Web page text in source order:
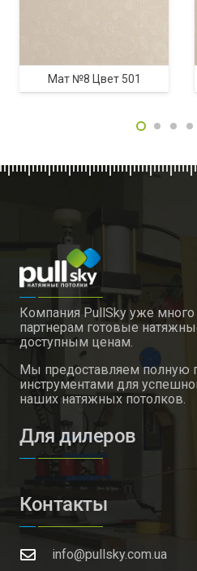
Мат №8 Цвет 501
Компания PullSky уже много
партнерам готовые
доступным ценам.
Мы предоставляем полную
инструментами для
наших натяжных потолков.
Для дилеров
Контакты
info@pullsky.com.ua